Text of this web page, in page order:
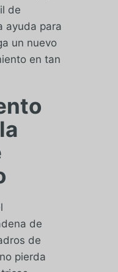
de
ayuda para
un nuevo
en tan
de
de
pierda